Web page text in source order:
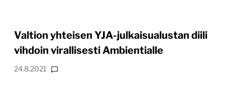
Valtion yhteisen YJA-julkaisualustan diili
vihdoin virallisesti Ambientialle
24.8.2021